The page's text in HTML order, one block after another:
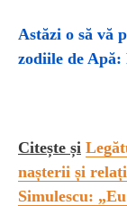
Astăzi o să vă
zodiile de Apă:
Citește și
nașterii și
Simulescu: